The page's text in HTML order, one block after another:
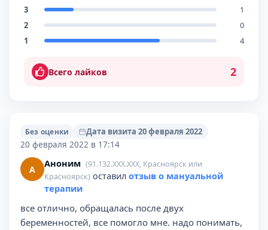
3
1
2
0
1
4
Всего лайков 2
Без оценки
Дата визита 20 февраля 2022
20 февраля 2022 в 17:14
А Аноним (91.132.XXX.XXX, Красноярск или
Красноярск) оставил отзыв о мануальной
терапии
все отлично, обращалась после двух
беременностей, все помогло мне. надо понимать,